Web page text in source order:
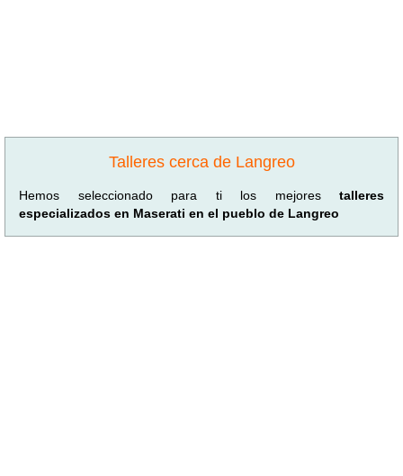
Talleres cerca de Langreo
Hemos seleccionado para ti los mejores talleres
especializados en Maserati en el pueblo de Langreo